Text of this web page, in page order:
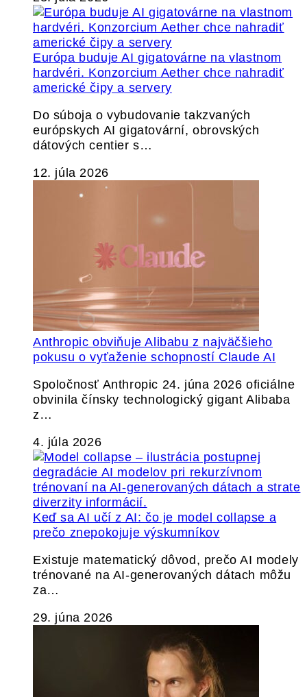
Európa buduje AI gigatovárne na vlastnom
hardvéri. Konzorcium Aether chce nahradiť
americké čipy a servery
Do súboja o vybudovanie takzvaných
európskych AI gigatovární, obrovských
dátových centier s…
12. júla 2026
Anthropic obviňuje Alibabu z najväčšieho
pokusu o vyťaženie schopností Claude AI
Spoločnosť Anthropic 24. júna 2026 oficiálne
obvinila čínsky technologický gigant Alibaba
z…
4. júla 2026
Keď sa AI učí z AI: čo je model collapse a
prečo znepokojuje výskumníkov
Existuje matematický dôvod, prečo AI modely
trénované na AI-generovaných dátach môžu
za…
29. júna 2026